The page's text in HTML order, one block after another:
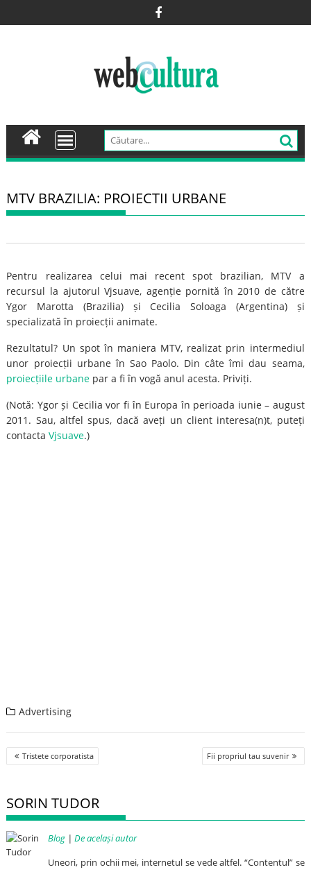
to
MTV BRAZILIA: PROIECTII URBANE
Pentru realizarea celui mai recent spot brazilian, MTV a
recursul la ajutorul Vjsuave, agenție pornită în 2010 de către
Ygor Marotta (Brazilia) și Cecilia Soloaga (Argentina) și
specializată în proiecții animate.
Rezultatul? Un spot în maniera MTV, realizat prin intermediul
unor proiecții urbane în Sao Paolo. Din câte îmi dau seama,
proiecțiile urbane par a fi în vogă anul acesta. Priviți.
(Notă: Ygor și Cecilia vor fi în Europa în perioada iunie – august
2011. Sau, altfel spus, dacă aveți un client interesa(n)t, puteți
contactaVjsuave.)
Advertising
Post
navigation
Tristete corporatista Fii propriul tau suvenir
SORIN TUDOR
Blog |De același autor
Uneori, prin ochii mei, internetul se vede altfel. “Contentul” se